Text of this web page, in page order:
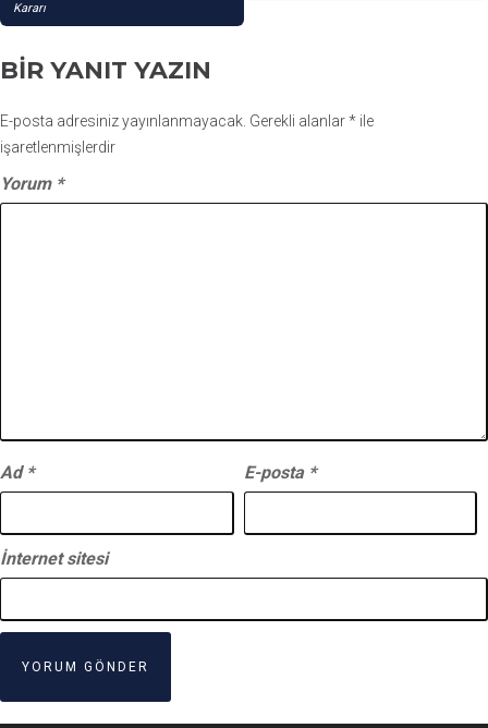
Kararı
BIR YANIT YAZIN
E-posta adresiniz yayınlanmayacak. Gerekli alanlar* ile
işaretlenmişlerdir
Yorum *
Ad * E-posta *
İnternet sitesi